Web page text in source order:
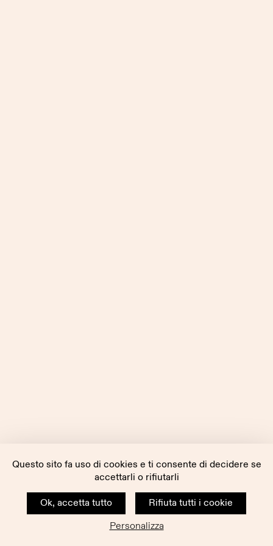
Questo sito fa uso di cookies e ti consente di decidere se
accettarli o rifiutarli
Ok, accetta tutto
Rifiuta tutti i cookie
Personalizza